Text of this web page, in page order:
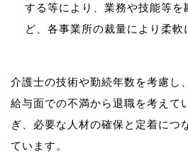
する等により、業務や技能等を
ど、各事業所の裁量により柔軟
介護士の技術や勤続年数を考慮し
給与面での不満から退職を考えて
ぎ、必要な人材の確保と定着につ
ています。